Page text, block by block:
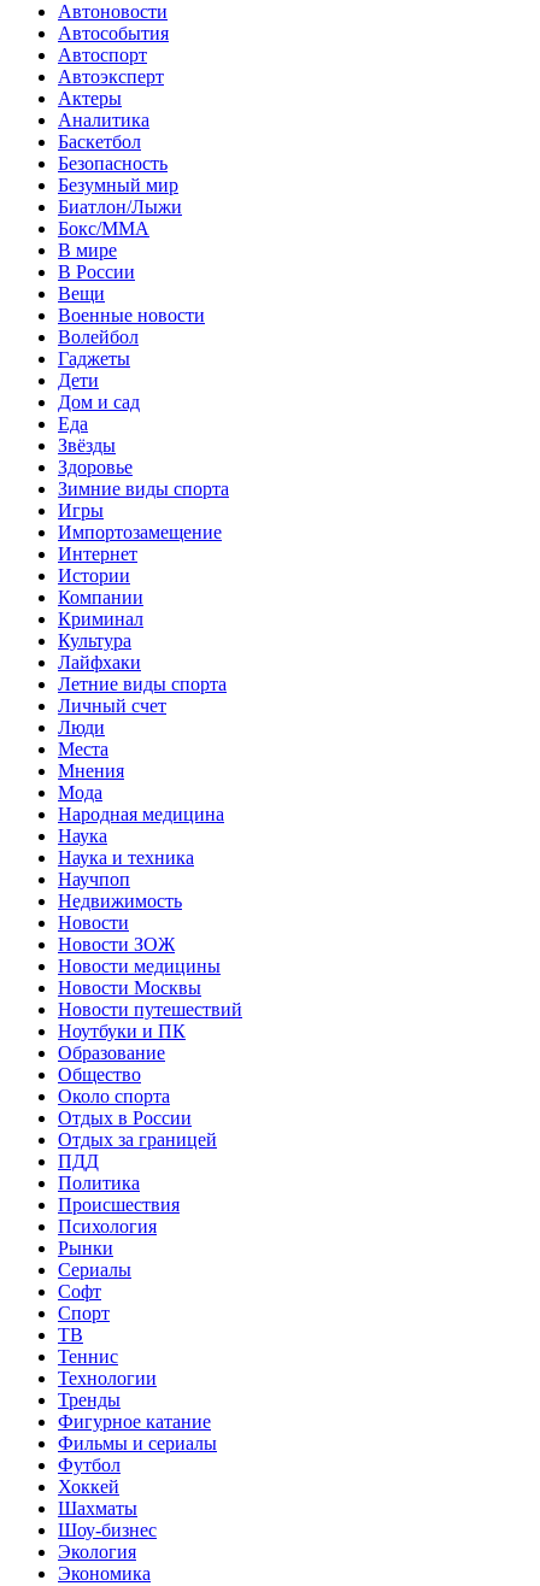
Автоновости
Автособытия
Автоспорт
Автоэксперт
Актеры
Аналитика
Баскетбол
Безопасность
Безумный мир
Биатлон/Лыжи
Бокс/MMA
В мире
В России
Вещи
Военные новости
Волейбол
Гаджеты
Дети
Дом и сад
Еда
Звёзды
Здоровье
Зимние виды спорта
Игры
Импортозамещение
Интернет
Истории
Компании
Криминал
Культура
Лайфхаки
Летние виды спорта
Личный счет
Люди
Места
Мнения
Мода
Народная медицина
Наука
Наука и техника
Научпоп
Недвижимость
Новости
Новости ЗОЖ
Новости медицины
Новости Москвы
Новости путешествий
Ноутбуки и ПК
Образование
Общество
Около спорта
Отдых в России
Отдых за границей
ПДД
Политика
Происшествия
Психология
Рынки
Сериалы
Софт
Спорт
ТВ
Теннис
Технологии
Тренды
Фигурное катание
Фильмы и сериалы
Футбол
Хоккей
Шахматы
Шоу-бизнес
Экология
Экономика